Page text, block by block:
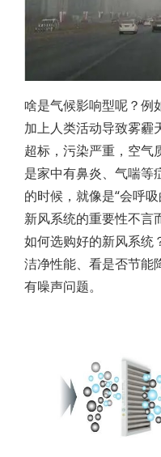
啥是气候影响型呢？例
加上人类活动导致雾
超标，污染严重，空气
是家中有鼻炎、气喘等
的时候，就像是“会呼
新风系统的重要性不言
如何选购好的新风系统
洁净性能、看是否节能
有噪声问题。